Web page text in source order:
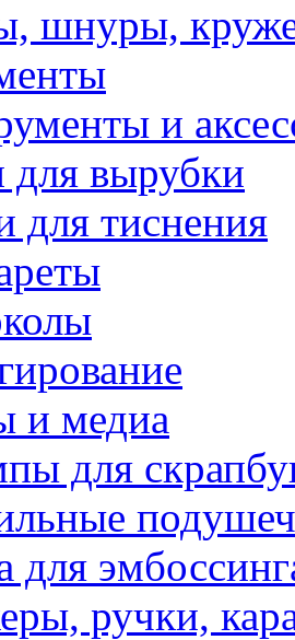
шнуры,
и
вырубки
для тиснения
и медиа
для
для
ручки,